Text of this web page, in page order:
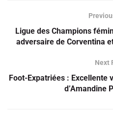
Ligue des Champions
adversaire de Corventina
Next
Foot-Expatriées : Excellente
d’Amandine